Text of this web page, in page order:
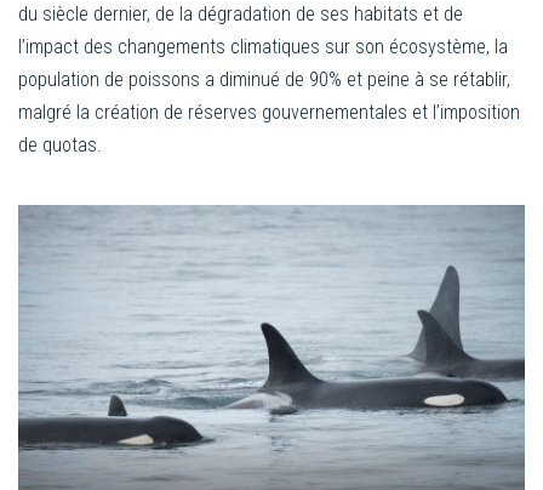
du siècle dernier, de la dégradation de ses habitats et de
l’impact des changements climatiques sur son écosystème, la
population de poissons a diminué de 90% et peine à se rétablir,
malgré la création de réserves gouvernementales et l’imposition
de quotas.